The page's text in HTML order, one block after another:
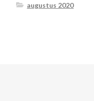
augustus 2020